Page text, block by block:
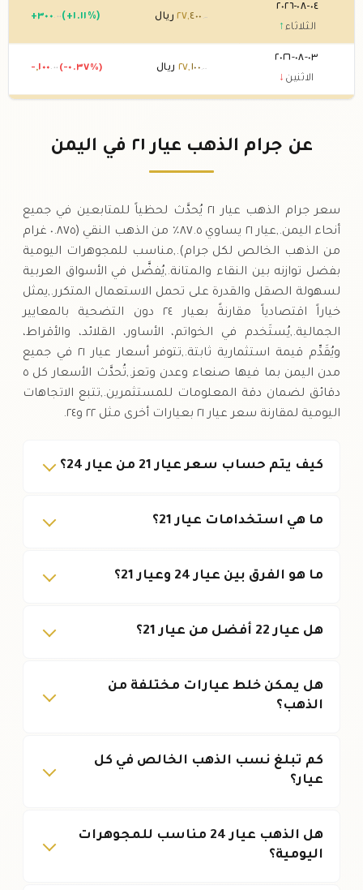
٠٤-٠٨-٢٠٢٦
الثلاثاء ↑
٢٧,٤٠٠ .٠٠ ريال +٣٠٠ .٠٠ (+١.١١%)
٠٣-٠٨-٢٠٢٦
الاثنين ↓
٢٧,١٠٠ .٠٠ ريال -,١٠٠ .٠٠ (-٠.٣٧%)
٢٧,٢٠٠.٠٠ ريال
عن جرام الذهب عيار ٢١ في اليمن
سعر جرام الذهب عيار ٢١ يُحدَّث لحظياً للمتابعين في جميع
أنحاء اليمن.,عيار ٢١ يساوي ٨٧.٥٪ من الذهب النقي (٠.٨٧٥ غرام
من الذهب الخالص لكل جرام).,مناسب للمجوهرات اليومية
بفضل توازنه بين النقاء والمتانة.,يُفضَّل في الأسواق العربية
لسهولة الصقل والقدرة على تحمل الاستعمال المتكرر.,يمثل
خياراً اقتصادياً مقارنةً بعيار ٢٤ دون التضحية بالمعايير
الجمالية.,يُستَخدم في الخواتم، الأساور، القلائد، والأقراط،
ويُقَدِّم قيمة استثمارية ثابتة.,تتوفر أسعار عيار ٢١ في جميع
مدن اليمن بما فيها صنعاء وعدن وتعز.,تُحدَّث الأسعار كل ٥
دقائق لضمان دقة المعلومات للمستثمرين.,تتبع الاتجاهات
اليومية لمقارنة سعر عيار ٢١ بعيارات أخرى مثل ٢٢ و٢٤.
كيف يتم حساب سعر عيار 21 من عيار 24؟
ما هي استخدامات عيار 21؟
ما هو الفرق بين عيار 24 وعيار 21؟
هل عيار 22 أفضل من عيار 21؟
هل يمكن خلط عيارات مختلفة من
الذهب؟
كم تبلغ نسب الذهب الخالص في كل
عيار؟
هل الذهب عيار 24 مناسب للمجوهرات
اليومية؟